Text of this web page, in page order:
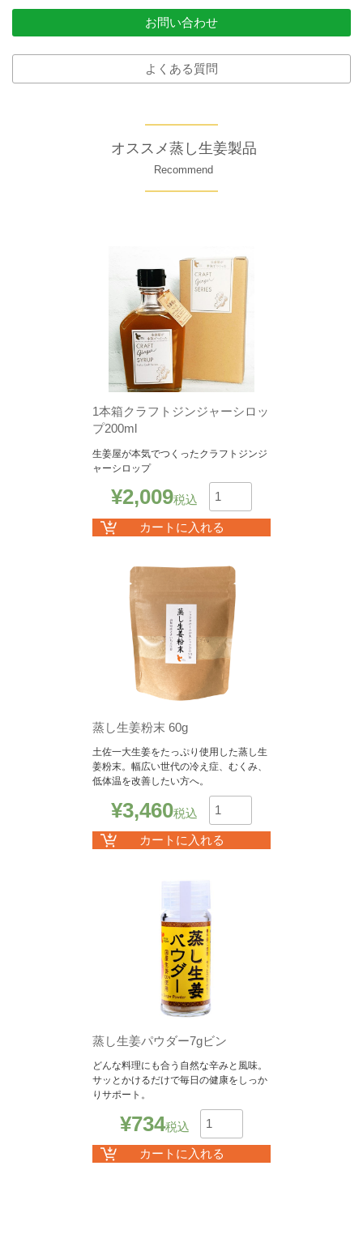
お問い合わせ
よくある質問
オススメ蒸し生姜製品
Recommend
1本箱クラフトジンジャーシロッ
プ200ml
生姜屋が本気でつくったクラフトジンジ
ャーシロップ
¥2,009税込
数
カートに入れる
蒸し生姜粉末 60g
土佐一大生姜をたっぷり使用した蒸し生
姜粉末。幅広い世代の冷え症、むくみ、
低体温を改善したい方へ。
¥3,460税込
数
カートに入れる
蒸し生姜パウダー7gビン
どんな料理にも合う自然な辛みと風味。
サッとかけるだけで毎日の健康をしっか
りサポート。
¥734税込
数
カートに入れる